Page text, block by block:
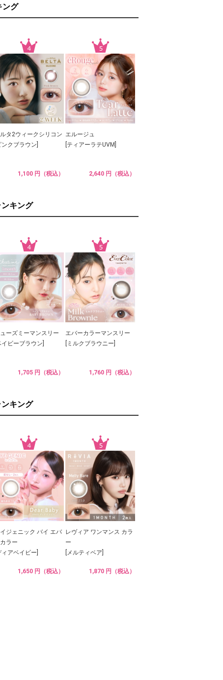
ング
タ2ウィークシリコン
ンクブラウン]
1,100 円（税込）
エルージュ
[ティアーラテUVM]
2,640 円（税込）
キング
ーズミーマンスリー
イビーブラウン]
1,705 円（税込）
エバーカラーマンスリー
[ミルクブラウニー]
1,760 円（税込）
キング
ジェニック バイ エバ
ラー
ィアベイビー]
1,650 円（税込）
レヴィア ワンマンス カラ
ー
[メルティベア]
1,870 円（税込）